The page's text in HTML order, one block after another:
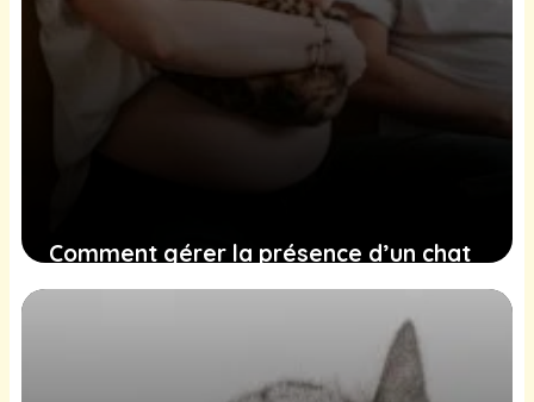
Comment gérer la présence d’un chat
durant votre grossesse en évitant les